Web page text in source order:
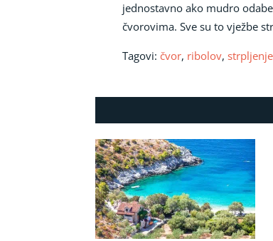
jednostavno ako mudro
čvorovima. Sve su to vježbe
Tagovi: čvor, ribolov, strpljenje